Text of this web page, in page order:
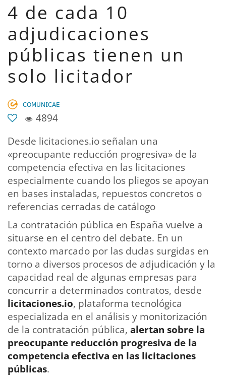
4 de cada 10
adjudicaciones
públicas tienen un
solo licitador
𝖢𝖮𝖬𝖴𝖭𝖨𝖢𝖠𝖤
4894
Desde licitaciones.io señalan una
«preocupante reducción progresiva» de la
competencia efectiva en las licitaciones
especialmente cuando los pliegos se apoyan
en bases instaladas, repuestos concretos o
referencias cerradas de catálogo
La contratación pública en España vuelve a
situarse en el centro del debate. En un
contexto marcado por las dudas surgidas en
torno a diversos procesos de adjudicación y la
capacidad real de algunas empresas para
concurrir a determinados contratos, desde
licitaciones.io, plataforma tecnológica
especializada en el análisis y monitorización
de la contratación pública, alertan sobre la
preocupante reducción progresiva de la
competencia efectiva en las licitaciones
públicas.